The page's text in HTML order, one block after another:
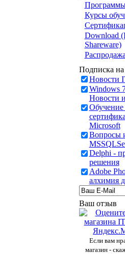
Курсы
Download
Shareware)
Распродажа
Подписка на
Новости
Windows
Новости
Обучение
Microsoft
Вопросы
Delphi -
решения
Adobe
алхимия
Ваш отзыв
Если вам
магазин -